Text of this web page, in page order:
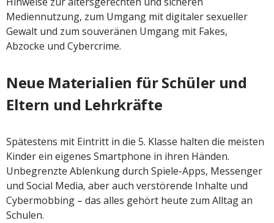
Mediennutzung, zum Umgang mit digitaler sexueller
Gewalt und zum souveränen Umgang mit Fakes,
Abzocke und Cybercrime.
Neue Materialien für Schüler und
Eltern und Lehrkräfte
Spätestens mit Eintritt in die 5. Klasse halten die meisten
Kinder ein eigenes Smartphone in ihren Händen.
Unbegrenzte Ablenkung durch Spiele-Apps, Messenger
und Social Media, aber auch verstörende Inhalte und
Cybermobbing – das alles gehört heute zum Alltag an
Schulen.